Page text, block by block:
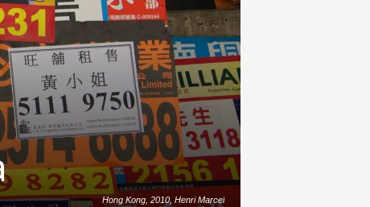
Hong Kong, 2010, Henri Marcel